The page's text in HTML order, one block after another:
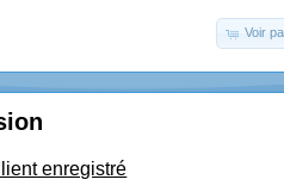
Voir
enregistré